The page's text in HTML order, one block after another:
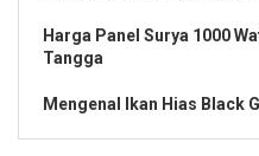
Harga Panel Surya 1000
Tangga
Mengenal Ikan Hias Black